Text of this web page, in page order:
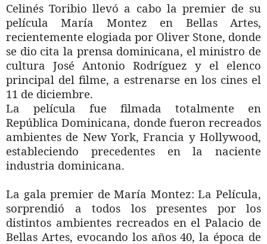
Celinés Toribio llevó a cabo la premier de su
película María Montez en Bellas Artes,
recientemente elogiada por Oliver Stone, donde
se dio cita la prensa dominicana, el ministro de
cultura José Antonio Rodríguez y el elenco
principal del filme, a estrenarse en los cines el
11 de diciembre.
La película fue filmada totalmente en
República Dominicana, donde fueron recreados
ambientes de New York, Francia y Hollywood,
estableciendo precedentes en la naciente
industria dominicana.
La gala premier de María Montez: La Película,
sorprendió a todos los presentes por los
distintos ambientes recreados en el Palacio de
Bellas Artes, evocando los años 40, la época de